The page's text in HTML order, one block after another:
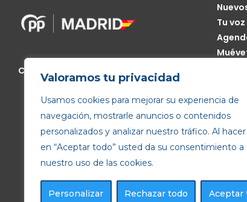
Valoramos tu privacidad
Usamos cookies para mejorar su experiencia de
navegación, mostrarle anuncios o contenidos
personalizados y analizar nuestro tráfico. Al
en “Aceptar todo” usted da su consentimiento a
nuestro uso de las cookies.
Personalizar Rechazar todo Aceptar
Calle de Génova, 13, 28004 Madrid
Tu voz